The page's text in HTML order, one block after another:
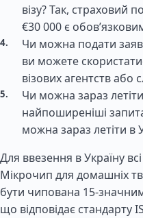
візу? Так, страховий
€30 000 є
Чи можна подати
ви можете
візових агентств
Чи можна зараз летіти
найпоширеніші
можна зараз летіти в
Для ввезення в Україну
Мікрочип для домашніх
бути чипована 15-
що відповідає стандарту